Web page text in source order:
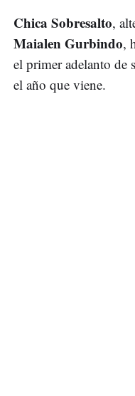
Chica Sobresalto,
Maialen Gurbindo,
el primer adelanto de
el año que viene.